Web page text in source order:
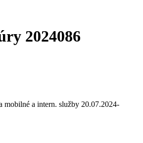
2024086
mobilné a intern. služby 20.07.2024-